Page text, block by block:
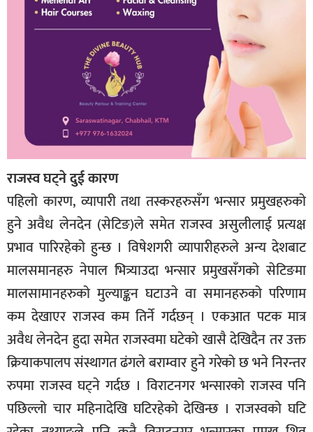
राजस्व घट्ने दुई कारण
पहिलो कारण, व्यापारी तथा तस्करहरुसँग भन्सार प्रमुखहरुको
हुने अवैध लेनदेन (सेटिङ)ले समेत राजस्व असुलीलाई प्रत्यक्ष
प्रभाव पारिरहेको हुन्छ । विषेशगरी व्यापारीहरुले अन्य देशबाट
मालसमानहरु नेपाल भित्र्याउदा भन्सार प्रमुखसँगको सेटिङमा
मालसामानहरुको मुल्याङ्कन घटाउने वा समानहरुको परिणाम
कम देखाएर राजस्व कम तिर्ने गर्दछन् । एकआत पटक मात्र
अवैध लेनदेन हुदा समेत राजस्वमा घटेको खासै देखिदैन तर उक्त
क्रियाकपालप संस्थागत ढंगले बराम्वार हुने गरेको छ भने निरन्तर
रुपमा राजस्व घट्ने गर्दछ । विराटनगर भन्सारको राजस्व पनि
पछिल्लो चार महिनादेखि घटिरहेको देखिन्छ । राजस्वको घटि